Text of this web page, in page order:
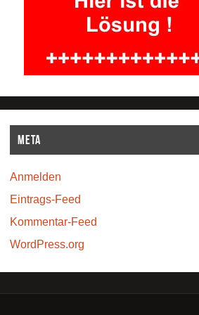
Meta
Anmelden
Eintrags-Feed
Kommentar-Feed
WordPress.org